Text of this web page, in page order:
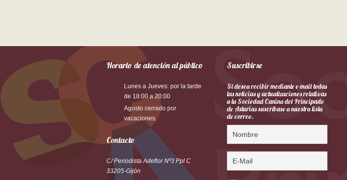
Horario de atención al público
Lunes a Jueves: por la tarde
de 18:00 a 20:00
Agosto cerrado por
vacaciones.
Contacto
C/ Periodista Adeflor Nº3 Ppl C
33205-Gijón
Suscribirse
Si desea recibir mediante e-mail todas
las noticias y actualizaciones relativas
a la Sociedad Canina del Principado
de Asturias suscríbase a nuestra lista
de correo.